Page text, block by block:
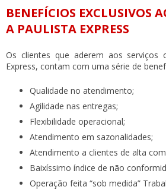
BENEFÍCIOS EXCLUSIVOS
A PAULISTA EXPRESS
Os clientes que aderem aos serviços
Express, contam com uma série de
Qualidade no atendimento;
Agilidade nas entregas;
Flexibilidade operacional;
Atendimento em sazonalidades;
Atendimento a clientes de alta
Baixíssimo índice de não
Operação feita “sob medida”